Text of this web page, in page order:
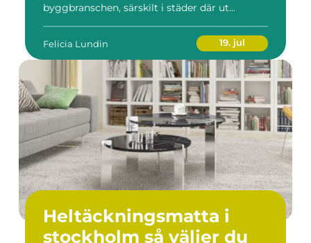
byggbranschen, särskilt i städer där ut...
Felicia Lundin 19. jul
Heltäckningsmatta i
stockholm så väljer du